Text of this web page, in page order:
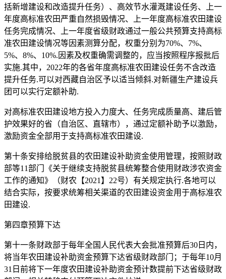
括新增建设和改造提升任务）、高效节水灌溉建设任务、上一
年度高标准农田严重自然损毁情况、上一年度高标准农田建设
任务完成情况、上一年度省级财政通过一般公共预算支持高标
准农田建设情况等因素测算分配，权重分别为70%、7%、
5%、8%、10%.因素及权重确需调整的，应当按照程序报批后
实施.其中，2022年的各省年度高标准农田建设任务不含改造
提升任务.可以对西藏自治区予以适当倾斜.对新疆生产建设兵
团可以实行定额补助.
对高标准农田建设地方投入力度大、任务完成质量高、建后管
护效果好的省（自治区、直辖市），通过定额补助予以激励，
激励资金全部用于支持高标准农田建设.
第十条安排给脱贫县的农田建设补助资金使用管理，按照财政
部等11部门《关于继续支持脱贫县统筹整合使用财政涉农资金
工作的通知》（财农【2021】22号）有关规定执行.各地可以
结合实际，按要求统筹相关渠道的农田建设资金用于高标准农
田建设.
第四章预算下达
第十一条财政部于每年全国人民代表大会批准预算后30日内，
将当年农田建设补助资金预算下达省级财政部门；于每年10月
31日前将下一年度农田建设补助资金预计数提前下达省级财政